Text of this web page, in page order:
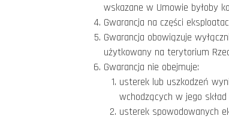
wskazane w Umowie byłoby
Gwarancja na części
Gwarancja obowiązuje
użytkowany na terytorium
Gwarancja nie obejmuje:
usterek lub uszkodzeń
wchodzących w jego
usterek spowodowanych